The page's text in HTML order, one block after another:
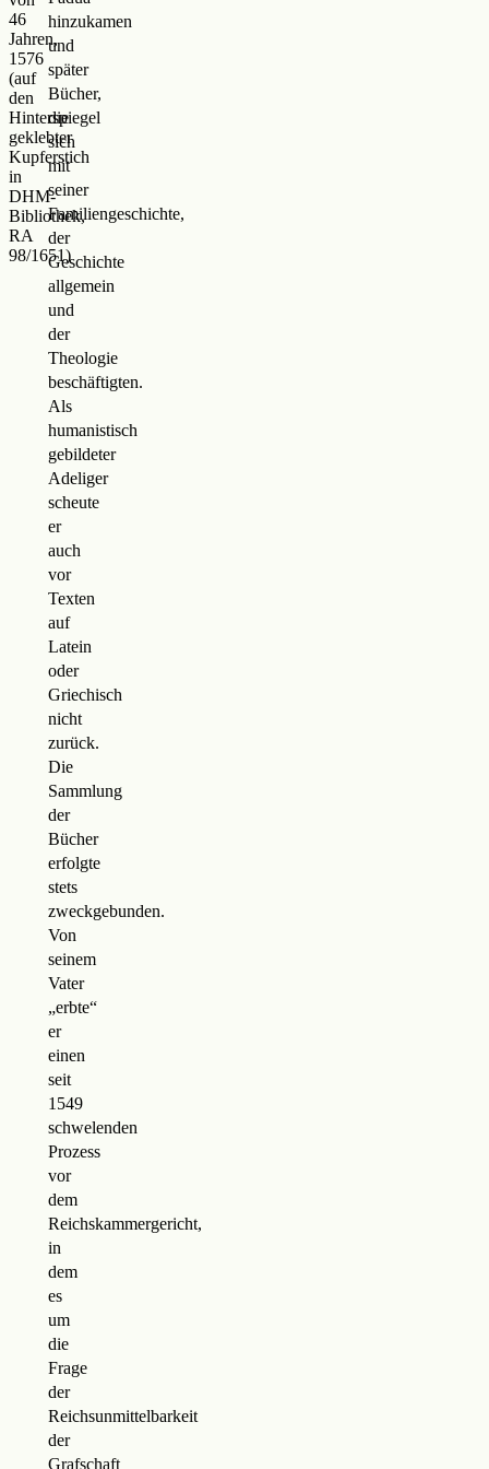
46
Jahren,
1576
(auf
den
Hinterspiegel
geklebter
Kupferstich
in
DHM-
Bibliothek,
RA
98/1651)
hinzukamen
und
später
Bücher,
die
sich
mit
seiner
Familiengeschichte,
der
Geschichte
allgemein
und
der
Theologie
beschäftigten.
Als
humanistisch
gebildeter
Adeliger
scheute
er
auch
vor
Texten
auf
Latein
oder
Griechisch
nicht
zurück.
Die
Sammlung
der
Bücher
erfolgte
stets
zweckgebunden.
Von
seinem
Vater
„erbte“
er
einen
seit
1549
schwelenden
Prozess
vor
dem
Reichskammergericht,
in
dem
es
um
die
Frage
der
Reichsunmittelbarkeit
der
Grafschaft